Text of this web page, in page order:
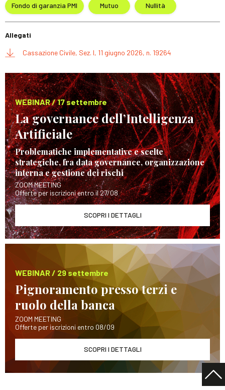
Fondo di garanzia PMI Mutuo Nullità
Allegati
Cassazione Civile, Sez. I, 11 giugno 2026, n. 19264
WEBINAR / 17 settembre
La governance dell’Intelligenza
Artificiale
Problematiche implementative e scelte
strategiche, fra data governance, organizzazione
interna e gestione dei rischi
ZOOM MEETING
Offerte per iscrizioni entro il 27/08
SCOPRI I DETTAGLI
WEBINAR / 29 settembre
Pignoramento presso terzi e
ruolo della banca
ZOOM MEETING
Offerte per iscrizioni entro 08/09
SCOPRI I DETTAGLI